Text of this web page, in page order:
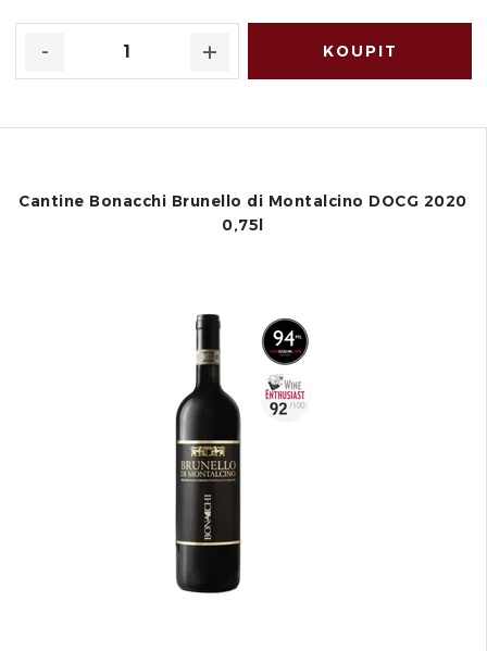
Cantine Bonacchi Brunello di Montalcino DOCG 2020
0,75l